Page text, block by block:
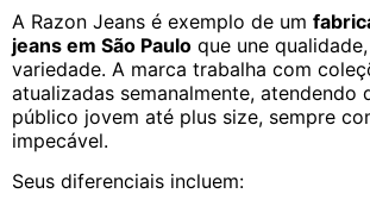
A Razon Jeans é exemplo de um
jeans em São Paulo que une
variedade. A marca trabalha com
atualizadas semanalmente, atendendo
público jovem até plus size, sempre
impecável.
Seus diferenciais incluem: